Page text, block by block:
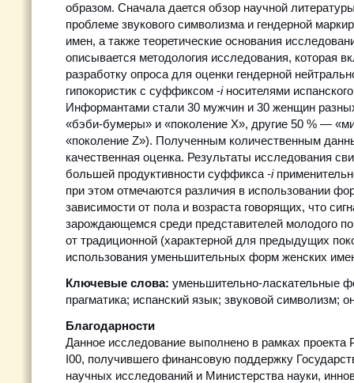
образом. Сначала дается обзор научной
проблеме звукового символизма и гендерной
имен, а также теоретические основания
описывается методология исследования, которая
разработку опроса для оценки гендерной
гипокористик с суффиксом -i носителями
Информантами стали 30 мужчин и 30 женщин
«бэби-бумеры» и «поколение X», другие 50 % —
«поколение Z»). Полученным количественным
качественная оценка. Результаты исследования
большей продуктивности суффикса -i
при этом отмечаются различия в использовании
зависимости от пола и возраста говорящих, что
зарождающемся среди представителей молодого
от традиционной (характерной для предыдущих
использования уменьшительных форм женских
Ключевые слова: уменьшительно-ласкательные
прагматика; испанский язык; звуковой символизм;
Благодарности
Данное исследование выполнено в рамках проекта
I00, получившего финансовую поддержку
научных исследований и Министерства науки,